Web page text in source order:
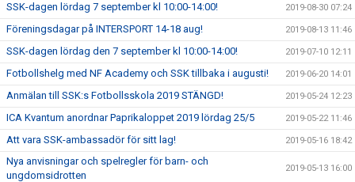
SSK-dagen lördag 7 september kl 10:00-14:00! 2019-08-30 07:24
Föreningsdagar på INTERSPORT 14-18 aug! 2019-08-13 11:46
SSK-dagen lördag den 7 september kl 10:00-14:00! 2019-07-10 12:11
Fotbollshelg med NF Academy och SSK tillbaka i augusti! 2019-06-20 14:01
Anmälan till SSK:s Fotbollsskola 2019 STÄNGD! 2019-05-24 12:23
ICA Kvantum anordnar Paprikaloppet 2019 lördag 25/5 2019-05-22 11:46
Att vara SSK-ambassadör för sitt lag! 2019-05-16 18:42
Nya anvisningar och spelregler för barn- och
ungdomsidrotten
2019-05-13 16:00